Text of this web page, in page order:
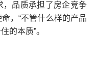
，品质承担了房企竞争
，“不管什么样的产品
的本质”。